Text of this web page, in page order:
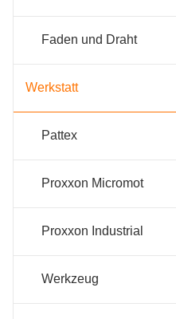
Faden und Draht
Werkstatt
Pattex
Proxxon Micromot
Proxxon Industrial
Werkzeug